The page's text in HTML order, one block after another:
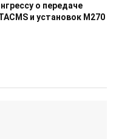
о передаче
и установок M270